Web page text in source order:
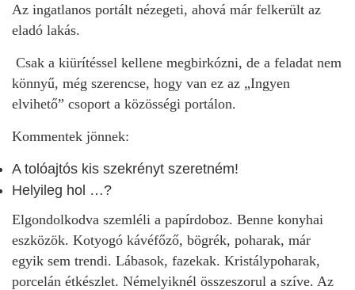
Az ingatlanos portált nézegeti, ahová már felkerült az
eladó lakás.
Csak a kiürítéssel kellene megbirkózni, de a feladat nem
könnyű, még szerencse, hogy van ez az „Ingyen
elvihető” csoport a közösségi portálon.
Kommentek jönnek:
A tolóajtós kis szekrényt szeretném!
Helyileg hol …?
Elgondolkodva szemléli a papírdoboz. Benne konyhai
eszközök. Kotyogó kávéfőző, bögrék, poharak, már
egyik sem trendi. Lábasok, fazekak. Kristálypoharak,
porcelán étkészlet. Némelyiknél összeszorul a szíve. Az